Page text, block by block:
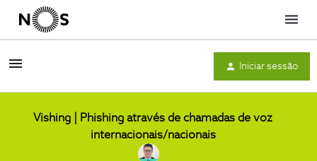
Menu
Iniciar sessão
Vishing | Phishing através de chamadas de voz
internacionais/nacionais